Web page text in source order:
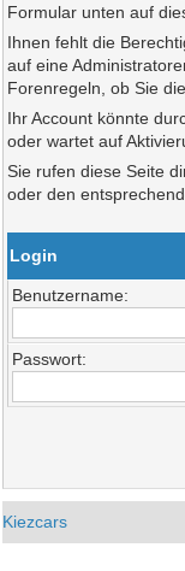
Formular unten auf
Ihnen fehlt die
auf eine
Forenregeln, ob Sie
Ihr Account könnte
oder wartet auf
Sie rufen diese Seite
oder den
Login
Benutzername:
Passwort:
Kiezcars